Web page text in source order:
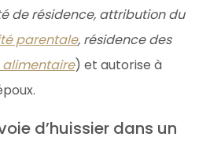
de résidence, attribution du
parentale, résidence des
alimentaire) et autorise à
d’huissier dans un